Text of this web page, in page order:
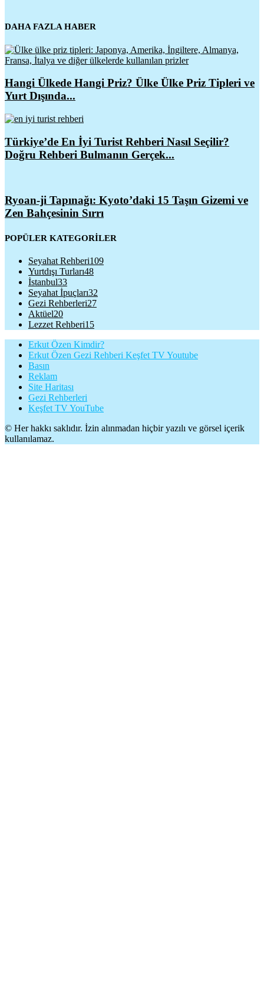
DAHA FAZLA HABER
Hangi Ülkede Hangi Priz? Ülke Ülke Priz Tipleri ve
Yurt Dışında...
Türkiye’de En İyi Turist Rehberi Nasıl Seçilir?
Doğru Rehberi Bulmanın Gerçek...
Ryoan-ji Tapınağı: Kyoto’daki 15 Taşın Gizemi ve
Zen Bahçesinin Sırrı
POPÜLER KATEGORİLER
Seyahat Rehberi109
Yurtdışı Turları48
İstanbul33
Seyahat İpuçları32
Gezi Rehberleri27
Aktüel20
Lezzet Rehberi15
Erkut Özen Kimdir?
Erkut Özen Gezi Rehberi Keşfet TV Youtube
Basın
Reklam
Site Haritası
Gezi Rehberleri
Keşfet TV YouTube
© Her hakkı saklıdır. İzin alınmadan hiçbir yazılı ve görsel içerik
kullanılamaz.